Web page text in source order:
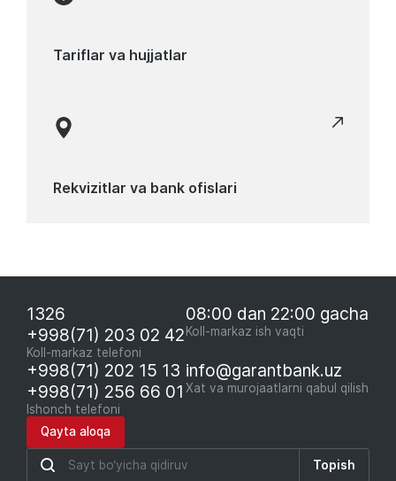
Tariflar va hujjatlar
Rekvizitlar va bank ofislari
1326
+998(71) 203 02 42
Koll-markaz telefoni
08:00 dan 22:00 gacha
Koll-markaz ish vaqti
+998(71) 202 15 13
+998(71) 256 66 01
Ishonch telefoni
info@garantbank.uz
Xat va murojaatlarni qabul qilish
Qayta aloqa
Topish